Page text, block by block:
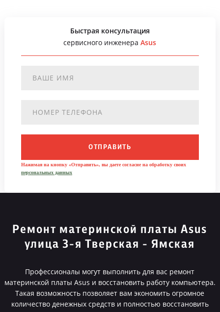
Быстрая консультация
сервисного инженераAsus
ОТПРАВИТЬ
Нажимая на кнопку «Отправить», вы даете согласие на обработку своих
персональных данных
Ремонт материнской платы Asus
улица 3-я Тверская - Ямская
Профессионалы могут выполнить для вас ремонт
материнской платы Asus и восстановить работу компьютера.
Такая возможность позволяет вам экономить огромное
количество денежных средств и полностью восстановить